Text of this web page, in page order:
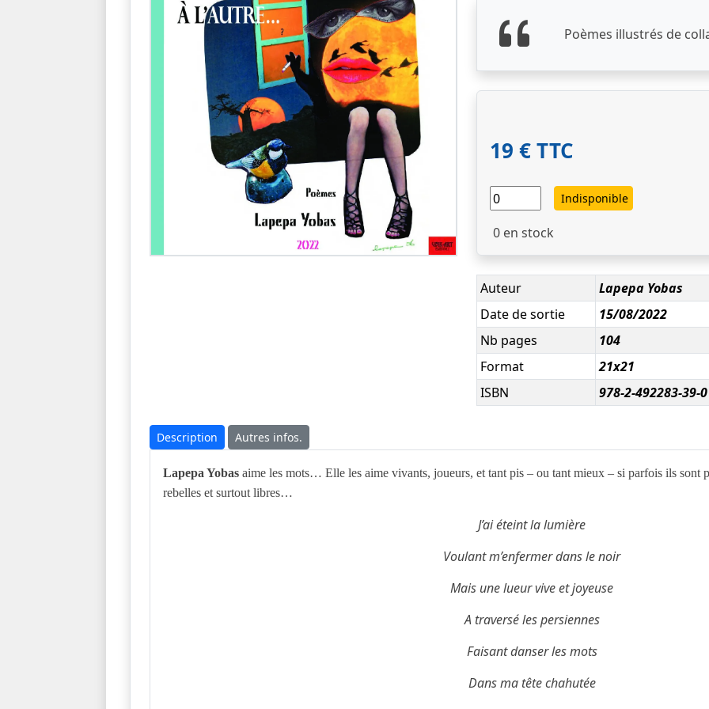
Poèmes illustrés de
19 € TTC
Indisponible
0en stock
Auteur
Lapepa Yobas
Date de sortie
15/08/2022
Nb pages
104
Format
21x21
ISBN
978-2-492283-39-0
Description Autres infos.
Lapepa Yobas aime les mots… Elle les aime vivants, joueurs, et tant pis – ou tant mieux – si parfois ils sont
rebelles et surtout libres…
J’ai éteint la lumière
Voulant m’enfermer dans le noir
Mais une lueur vive et joyeuse
A traversé les persiennes
Faisant danser les mots
Dans ma tête chahutée